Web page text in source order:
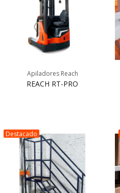
Apiladores Reach
REACH RT-PRO
Destacado